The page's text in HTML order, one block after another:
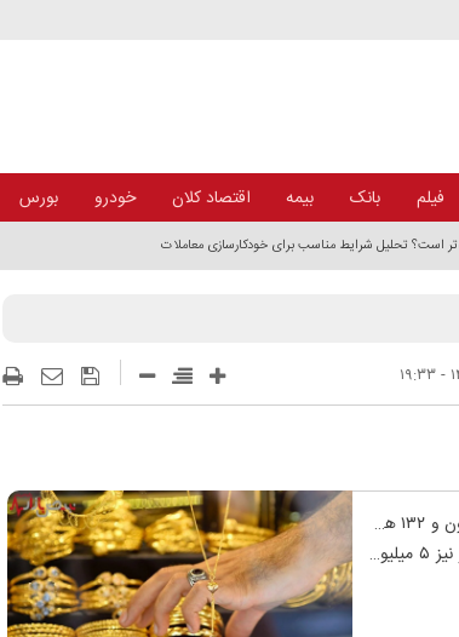
فیلم بانک بیمه اقتصاد کلان خودرو بورس
است؟ تحلیل شرایط مناسب برای خودکارسازی معاملات
در بازار طلا هر مثقال طلا به ۱۷ میلیون و ۱۳۲ هزار
تومان رسید و هر گرم طلای ۲۴ عیار نیز ۵ میلیون